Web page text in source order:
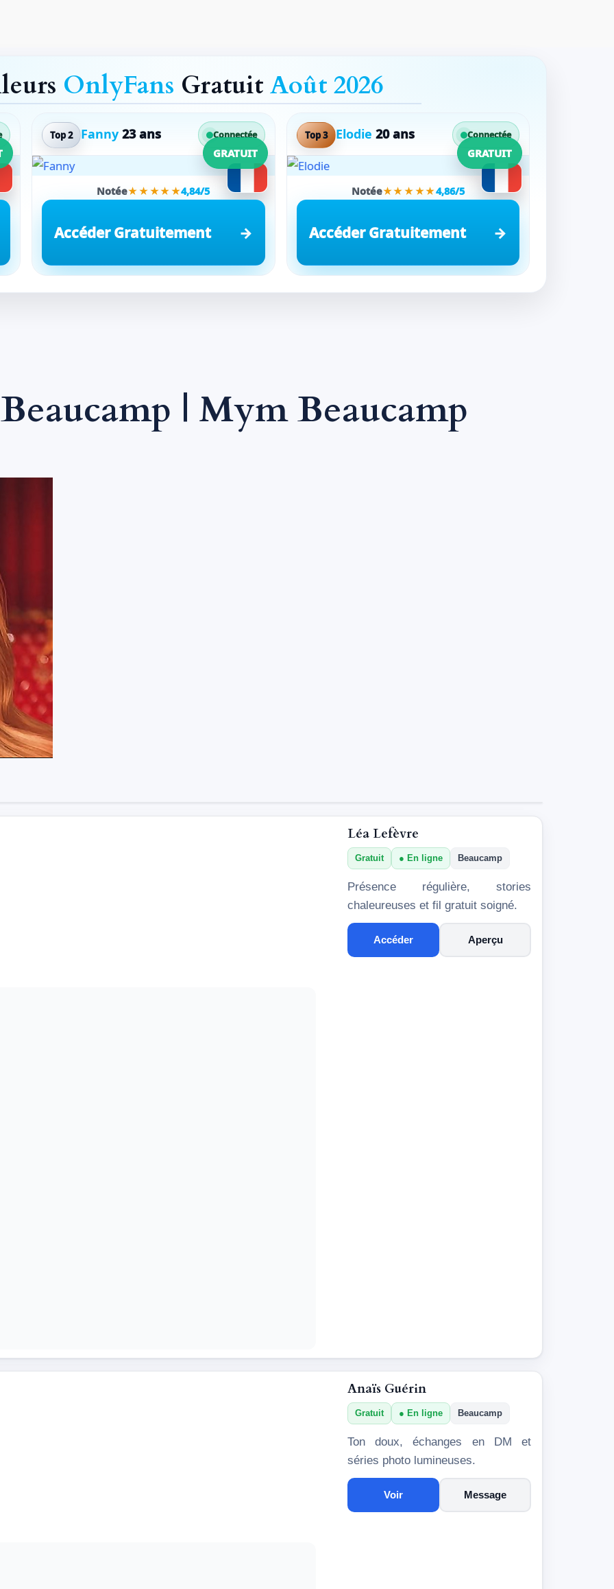
OnlyFans GratuitAoût 2026
Top 2 Fanny 23 ans Connectée
GRATUIT
Notée★★★★★4,84/5
Accéder Gratuitement
Top 3 Elodie 20 ans Connectée
GRATUIT
Notée★★★★★4,86/5
Accéder Gratuitement
| Mym Beaucamp
Léa Lefèvre
Gratuit En ligne Beaucamp
Présence régulière, stories
chaleureuses et fil gratuit soigné.
Accéder Aperçu
Anaïs Guérin
Gratuit En ligne Beaucamp
Ton doux, échanges en DM et
séries photo lumineuses.
Voir Message